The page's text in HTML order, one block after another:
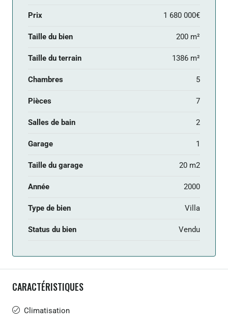
Prix 1 680 000€
Taille du bien 200 m²
Taille du terrain 1386 m²
Chambres 5
Pièces 7
Salles de bain 2
Garage 1
Taille du garage 20 m2
Année 2000
Type de bien Villa
Status du bien Vendu
CARACTÉRISTIQUES
Climatisation